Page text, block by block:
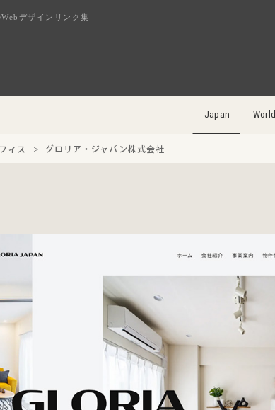
デザインリンク集
Japan World
ィス グロリア・ジャパン株式会社